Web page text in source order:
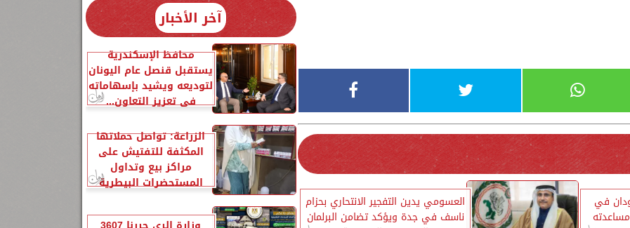
في
العسومي يدين التفجير الانتحاري بحزام
ناسف في جدة ويؤكد تضامن البرلمان
آخر الأخبار
محافظ الإسكندرية
يستقبل قنصل عام اليونان
لتوديعه ويشيد بإسهاماته
في تعزيز التعاون...
الزراعة: تواصل حملاتها
المكثفة للتفتيش على
مراكز بيع وتداول
المستحضرات البيطرية